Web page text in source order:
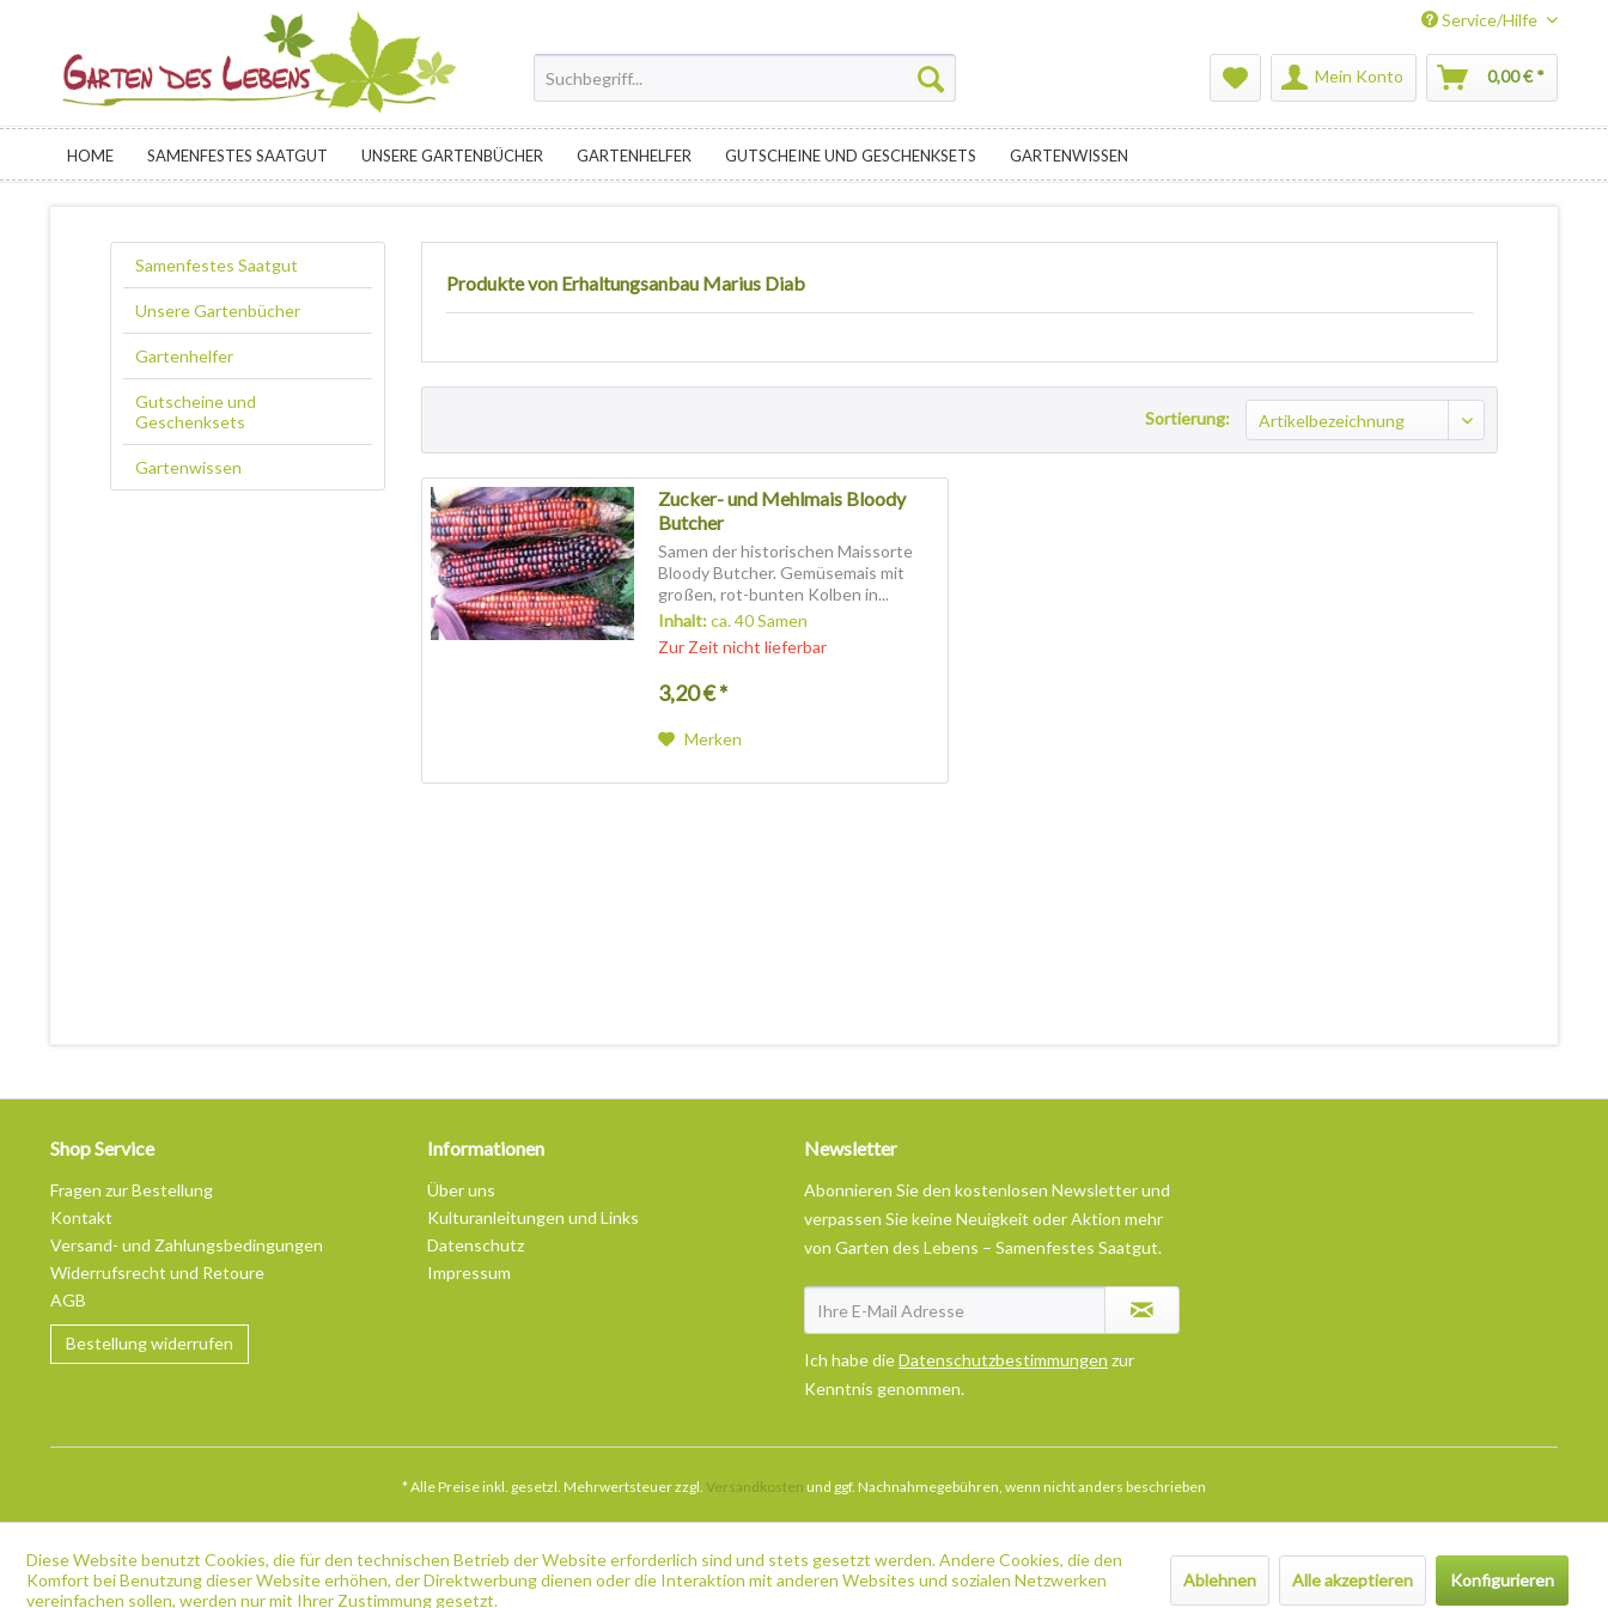
Service/Hilfe
Mein Konto 0,00 € *
HOME SAMENFESTES SAATGUT UNSERE GARTENBÜCHER GARTENHELFER GUTSCHEINE UND GESCHENKSETS GARTENWISSEN
Samenfestes Saatgut
Unsere Gartenbücher
Gartenhelfer
Gutscheine und
Geschenksets
Gartenwissen
Produkte von Erhaltungsanbau Marius Diab
Sortierung:
Zucker- und Mehlmais Bloody
Butcher
Samen der historischen Maissorte
Bloody Butcher. Gemüsemais mit
großen, rot-bunten Kolben in...
Inhalt:ca. 40 Samen
Zur Zeit nicht lieferbar
3,20 € *
Merken
Shop Service
Fragen zur Bestellung
Kontakt
Versand- und Zahlungsbedingungen
Widerrufsrecht und Retoure
AGB
Bestellung widerrufen
Informationen
Über uns
Kulturanleitungen und Links
Datenschutz
Impressum
Newsletter
Abonnieren Sie den kostenlosen Newsletter und
verpassen Sie keine Neuigkeit oder Aktion mehr
von Garten des Lebens – Samenfestes Saatgut.
Ich habe dieDatenschutzbestimmungen zur
Kenntnis genommen.
* Alle Preise inkl. gesetzl. Mehrwertsteuer zzgl. Versandkosten und ggf. Nachnahmegebühren, wenn nicht anders beschrieben
Diese Website benutzt Cookies, die für den technischen Betrieb der Website erforderlich sind und stets gesetzt werden. Andere Cookies, die den
Komfort bei Benutzung dieser Website erhöhen, der Direktwerbung dienen oder die Interaktion mit anderen Websites und sozialen Netzwerken
vereinfachen sollen, werden nur mit Ihrer Zustimmung gesetzt.
Ablehnen Alle akzeptieren Konfigurieren